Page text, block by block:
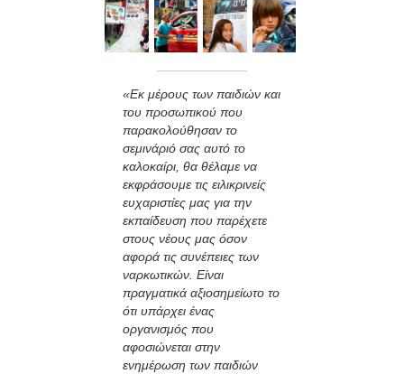
«Εκ μέρους των παιδιών και
του προσωπικού που
παρακολούθησαν το
σεμινάριό σας αυτό το
καλοκαίρι, θα θέλαμε να
εκφράσουμε τις ειλικρινείς
ευχαριστίες μας για την
εκπαίδευση που παρέχετε
στους νέους μας όσον
αφορά τις συνέπειες των
ναρκωτικών. Είναι
πραγματικά αξιοσημείωτο το
ότι υπάρχει ένας
οργανισμός που
αφοσιώνεται στην
ενημέρωση των παιδιών